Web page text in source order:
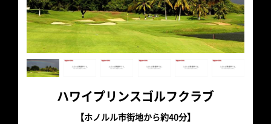
ハワイプリンスゴルフクラブ
【ホノルル市街地から約40分】